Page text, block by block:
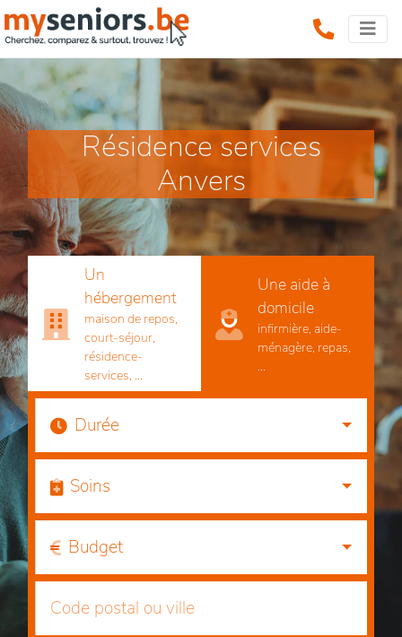
Résidence services
Anvers
Un
hébergement
maison de repos,
court-séjour,
résidence-
services, ...
Une aide à
domicile
infirmière, aide-
ménagère, repas,
...
Durée
Soins
Budget